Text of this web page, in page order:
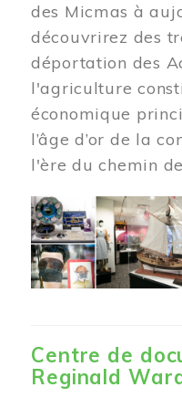
des Micmas à
découvrirez des
déportation des
l'agriculture
économique
l’âge d’or de la
l'ère du chemin
Centre de
Reginald